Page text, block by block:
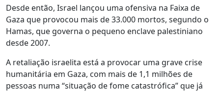
Desde então, Israel lançou uma ofensiva na Faixa de
Gaza que provocou mais de 33.000 mortos, segundo o
Hamas, que governa o pequeno enclave palestiniano
desde 2007.
A retaliação israelita está a provocar uma grave crise
humanitária em Gaza, com mais de 1,1 milhões de
pessoas numa “situação de fome catastrófica” que já